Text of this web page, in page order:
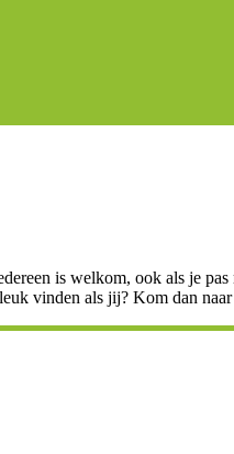
is welkom, ook als je
vinden als jij? Kom dan